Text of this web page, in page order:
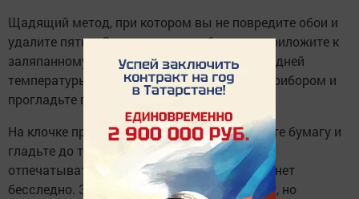
Щадящий метод, при котором вы не повредите обои и
удалите пятно. Оторвите клочок бумаги и приложите к
заляпанному месту. Разогрейте утюг до средней
температуры, прижмите бумагу бытовым прибором и
прогладьте пару раз.
На клочке проявятся следы жира. Заменяйте бумагу и
гладьте до тех пор, пока пятно перестанет
отпечатываться. Свежее загрязнение исчезнет
бесследно. Застарелое заметно побледнеет, но